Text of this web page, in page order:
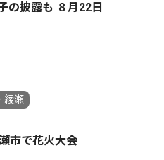
の披露も ８月22日
綾瀬
市で花火大会